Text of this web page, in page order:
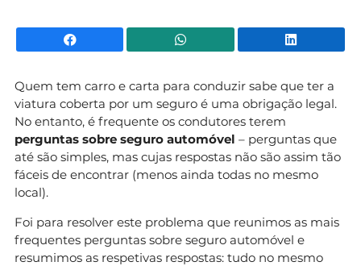
Facebook WhatsApp
Quem tem carro e carta para conduzir sabe que ter a
viatura coberta por um seguro é uma obrigação legal.
No entanto, é frequente os condutores terem
perguntas sobre seguro automóvel – perguntas que
até são simples, mas cujas respostas não são assim tão
fáceis de encontrar (menos ainda todas no mesmo
local).
Foi para resolver este problema que reunimos as mais
frequentes perguntas sobre seguro automóvel e
resumimos as respetivas respostas: tudo no mesmo